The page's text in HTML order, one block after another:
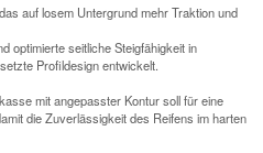
auf losem Untergrund mehr Traktion und
optimierte seitliche Steigfähigkeit in
Profildesign entwickelt.
mit angepasster Kontur soll für eine
die Zuverlässigkeit des Reifens im harten